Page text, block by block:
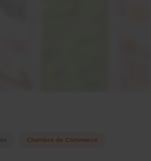
Chambre de Commerce